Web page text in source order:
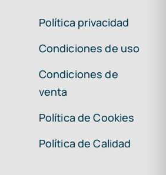
Política privacidad
Condiciones de uso
Condiciones de
venta
Política de Cookies
Política de Calidad